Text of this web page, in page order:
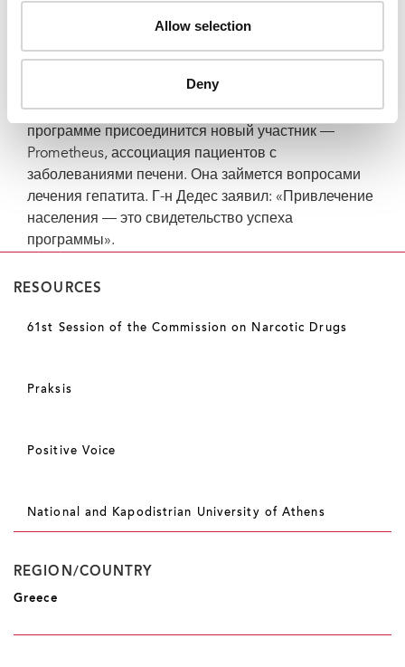
Allow selection
Deny
инъекционные наркотики.
раз Positive Voice будет полноправным участником
программы с выделенным бюджетом. Также к
программе присоединится новый участник —
Prometheus, ассоциация пациентов с
заболеваниями печени. Она займется вопросами
лечения гепатита. Г-н Дедес заявил: «Привлечение
населения — это свидетельство успеха
программы».
RESOURCES
61st Session of the Commission on Narcotic Drugs
Praksis
Positive Voice
National and Kapodistrian University of Athens
REGION/COUNTRY
Greece